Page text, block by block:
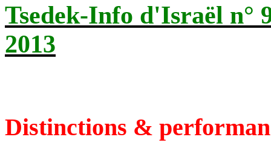
Tsedek-Info d'Israël n°
2013
Distinctions &